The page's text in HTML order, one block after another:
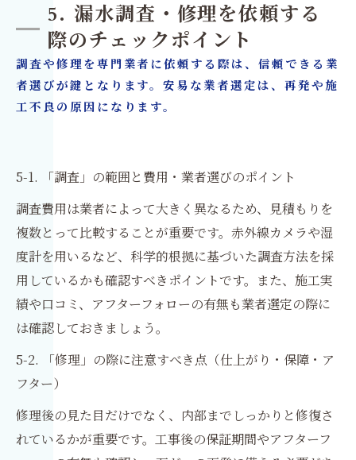
5. 漏水調査・修理を依頼する
際のチェックポイント
調査や修理を専門業者に依頼する際は、信頼できる業
者選びが鍵となります。安易な業者選定は、再発や施
工不良の原因になります。
5-1. 「調査」の範囲と費用・業者選びのポイント
調査費用は業者によって大きく異なるため、見積もりを
複数とって比較することが重要です。赤外線カメラや湿
度計を用いるなど、科学的根拠に基づいた調査方法を採
用しているかも確認すべきポイントです。また、施工実
績や口コミ、アフターフォローの有無も業者選定の際に
は確認しておきましょう。
5-2. 「修理」の際に注意すべき点（仕上がり・保障・ア
フター）
修理後の見た目だけでなく、内部までしっかりと修復さ
れているかが重要です。工事後の保証期間やアフターフ